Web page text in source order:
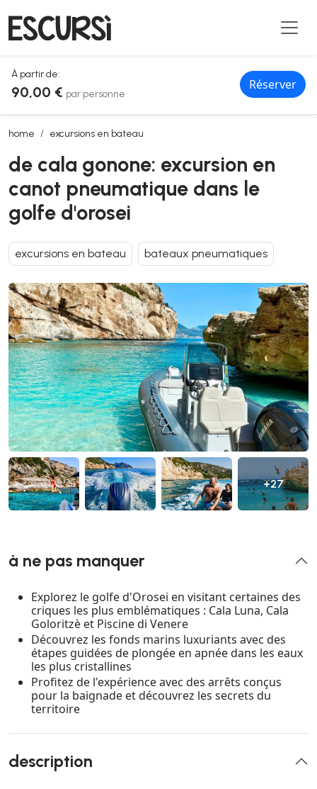
À partir de:
90,00 € par personne
Réserver
home excursions en bateau
de cala gonone: excursion en canot pneumatique dans le golfe
de cala gonone: excursion en
canot pneumatique dans le
golfe d'orosei
excursions en bateau bateaux pneumatiques
+27
à ne pas manquer
Explorez le golfe d'Orosei en visitant certaines des
criques les plus emblématiques : Cala Luna, Cala
Goloritzè et Piscine di Venere
Découvrez les fonds marins luxuriants avec des
étapes guidées de plongée en apnée dans les eaux
les plus cristallines
Profitez de l'expérience avec des arrêts conçus
pour la baignade et découvrez les secrets du
territoire
description